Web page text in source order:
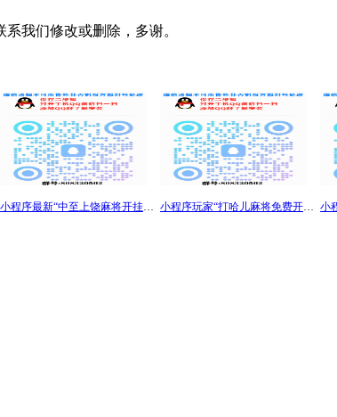
我们修改或删除，多谢。
小程序最新“中至上饶麻将开挂神器”详细分享装挂步骤 小程序玩家“打哈儿麻将免费开挂下载”真其实确实有挂安装